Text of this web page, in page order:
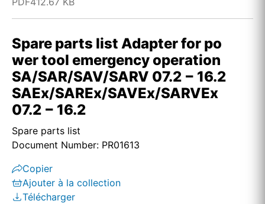
Spare parts list Adapter for po
wer tool emergency operation
SA/SAR/SAV/SARV 07.2 − 16.2
SAEx/SAREx/SAVEx/SARVEx
07.2 − 16.2
Spare parts list
Document Number: PR01613
Copier
Ajouter à la collection
Télécharger